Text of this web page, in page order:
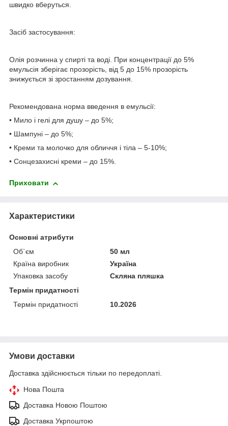
швидко вберуться.
Засіб застосування:
Олія розчинна у спирті та воді. При концентрації до 5%
емульсія зберігає прозорість, від 5 до 15% прозорість
знижується зі зростанням дозування.
Рекомендована норма введення в емульсії:
• Мило і гелі для душу – до 5%;
• Шампуні – до 5%;
• Креми та молочко для обличчя і тіла – 5-10%;
• Сонцезахисні креми – до 15%.
Приховати
Характеристики
Основні атрибути
Об`єм
50 мл
Країна виробник
Україна
Упаковка засобу
Скляна пляшка
Термін придатності
Термін придатності
10.2026
Умови доставки
Доставка здійснюється тільки по передоплаті.
Нова Пошта
Доставка Новою Поштою
Доставка Укрпоштою